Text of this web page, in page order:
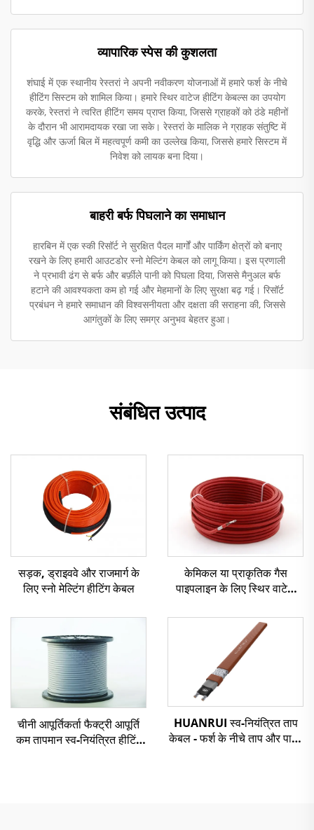
व्यापारिक स्पेस की कुशलता
शंघाई में एक स्थानीय रेस्तरां ने अपनी नवीकरण योजनाओं में हमारे फर्श के नीचे
हीटिंग सिस्टम को शामिल किया। हमारे स्थिर वाटेज हीटिंग केबल्स का उपयोग
करके, रेस्तरां ने त्वरित हीटिंग समय प्राप्त किया, जिससे ग्राहकों को ठंडे महीनों
के दौरान भी आरामदायक रखा जा सके। रेस्तरां के मालिक ने ग्राहक संतुष्टि में
वृद्धि और ऊर्जा बिल में महत्वपूर्ण कमी का उल्लेख किया, जिससे हमारे सिस्टम में
निवेश को लायक बना दिया।
बाहरी बर्फ पिघलाने का समाधान
हारबिन में एक स्की रिसॉर्ट ने सुरक्षित पैदल मार्गों और पार्किंग क्षेत्रों को बनाए
रखने के लिए हमारी आउटडोर स्नो मेल्टिंग केबल को लागू किया। इस प्रणाली
ने प्रभावी ढंग से बर्फ और बर्फ़ीले पानी को पिघला दिया, जिससे मैनुअल बर्फ
हटाने की आवश्यकता कम हो गई और मेहमानों के लिए सुरक्षा बढ़ गई। रिसॉर्ट
प्रबंधन ने हमारे समाधान की विश्वसनीयता और दक्षता की सराहना की, जिससे
आगंतुकों के लिए समग्र अनुभव बेहतर हुआ।
संबंधित उत्पाद
सड़क, ड्राइववे और राजमार्ग के
लिए स्नो मेल्टिंग हीटिंग केबल
केमिकल या प्राकृतिक गैस
पाइपलाइन के लिए स्थिर वाटेज
हीटिंग केबल
चीनी आपूर्तिकर्ता फैक्ट्री आपूर्ति
कम तापमान स्व-नियंत्रित हीटिंग
HUANRUI स्व-नियंत्रित ताप
केबल - फर्श के नीचे ताप और पाइप